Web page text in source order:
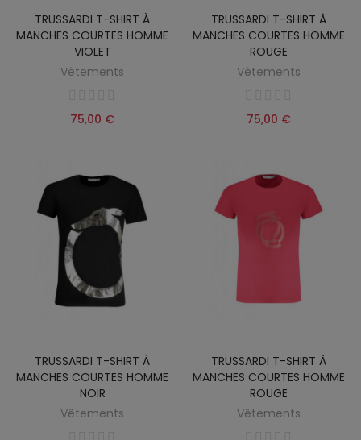
TRUSSARDI T-SHIRT À
MANCHES COURTES HOMME
VIOLET
Vêtements
75,00 €
TRUSSARDI T-SHIRT À
MANCHES COURTES HOMME
ROUGE
Vêtements
75,00 €
TRUSSARDI T-SHIRT À
MANCHES COURTES HOMME
NOIR
Vêtements
TRUSSARDI T-SHIRT À
MANCHES COURTES HOMME
ROUGE
Vêtements